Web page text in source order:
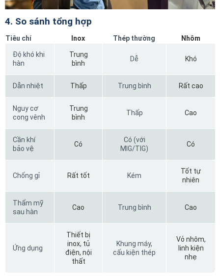
4. So sánh tổng hợp
Tiêu chí Inox Thép thường Nhôm
Độ khó khi
hàn
Trung
bình
Dễ Khó
Dẫn nhiệt Thấp Trung bình Rất cao
Nguy cơ
cong vênh
Trung
bình
Thấp Cao
Cần khí
bảo vệ
Có
Có (với
MIG/TIG)
Có
Chống gỉ Rất tốt Kém
Tốt tự
nhiên
Thẩm mỹ
sau hàn
Cao Trung bình Cao
Ứng dụng
Thiết bị
inox, tủ
điện, nội
thất
Khung máy,
cấu kiện thép
Vỏ nhôm,
linh kiện
nhẹ